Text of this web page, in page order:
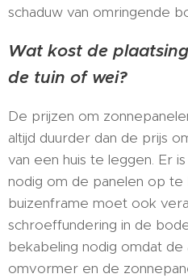
schaduw van omringende
Wat kost de
de tuin of wei?
De prijzen om
altijd duurder dan de prijs
van een huis te leggen. Er
nodig om de panelen op te
buizenframe moet ook
schroeffundering in de
bekabeling nodig omdat de
omvormer en de